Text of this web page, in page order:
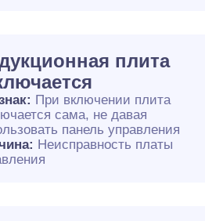
плита
При включении плита
сама, не давая
панель управления
Неисправность платы